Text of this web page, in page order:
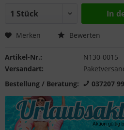
In
Merken Bewerten
Artikel-Nr.:
N130-0015
Versandart:
Bestellung / Beratung:
037207